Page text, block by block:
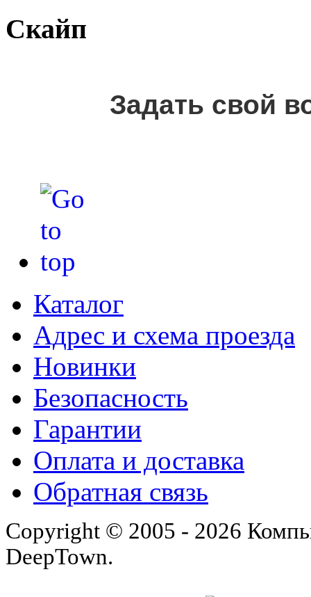
Скайп
Задать свой
Каталог
Адрес и схема проезда
Новинки
Безопасность
Гарантии
Оплата и доставка
Обратная связь
Copyright © 2005 - 2026
DeepTown.